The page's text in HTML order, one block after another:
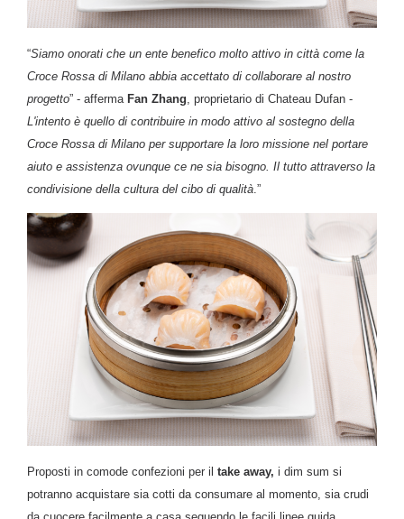
“Siamo onorati che un ente benefico molto attivo in città come la
Croce Rossa di Milano abbia accettato di collaborare al nostro
progetto” - afferma Fan Zhang , proprietario di Chateau Dufan -
L'intento è quello di contribuire in modo attivo al sostegno della
Croce Rossa di Milano per supportare la loro missione nel portare
aiuto e assistenza ovunque ce ne sia bisogno. Il tutto attraverso la
condivisione della cultura del cibo di qualità .”
Proposti in comode confezioni per il take away, i dim sum si
potranno acquistare sia cotti da consumare al momento, sia crudi